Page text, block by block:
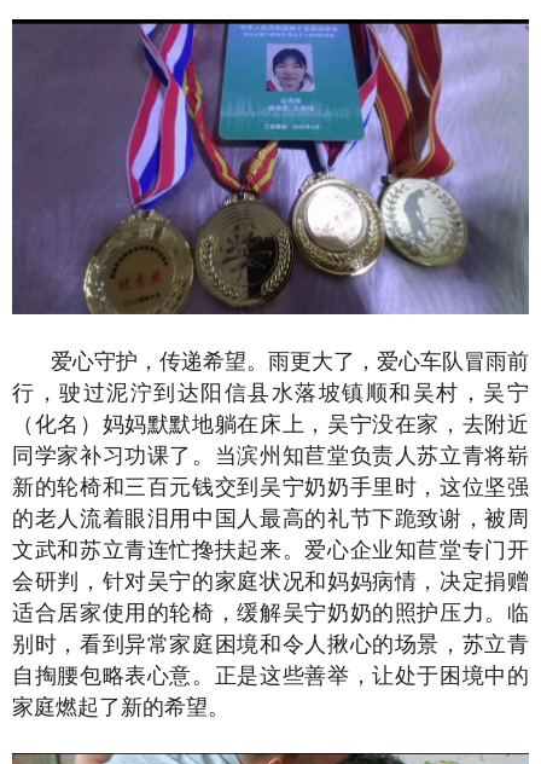
爱心守护，传递希望。雨更大了，爱心车队冒雨前
行，驶过泥泞到达阳信县水落坡镇顺和吴村，吴宁
（化名）妈妈默默地躺在床上，吴宁没在家，去附近
同学家补习功课了。当滨州知苣堂负责人苏立青将崭
新的轮椅和三百元钱交到吴宁奶奶手里时，这位坚强
的老人流着眼泪用中国人最高的礼节下跪致谢，被周
文武和苏立青连忙搀扶起来。爱心企业知苣堂专门开
会研判，针对吴宁的家庭状况和妈妈病情，决定捐赠
适合居家使用的轮椅，缓解吴宁奶奶的照护压力。临
别时，看到异常家庭困境和令人揪心的场景，苏立青
自掏腰包略表心意。正是这些善举，让处于困境中的
家庭燃起了新的希望。